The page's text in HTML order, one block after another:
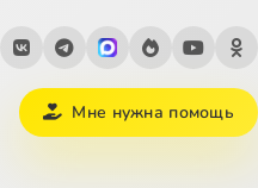
Мне нужна помощь